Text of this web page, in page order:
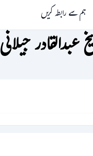
ہم سے رابطہ کریں
جیلانی